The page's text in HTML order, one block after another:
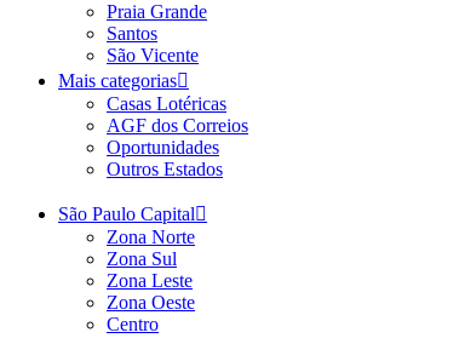
Praia Grande
Santos
São Vicente
Mais categorias
Casas Lotéricas
AGF dos Correios
Oportunidades
Outros Estados
São Paulo Capital
Zona Norte
Zona Sul
Zona Leste
Zona Oeste
Centro